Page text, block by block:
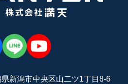
新潟市中央区山二ツ1丁目8-6